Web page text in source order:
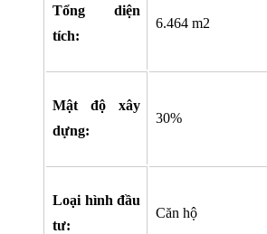
Tổng diện
tích:
6.464 m2
Mật độ xây
dựng:
30%
Loại hình đầu
tư:
Căn hộ